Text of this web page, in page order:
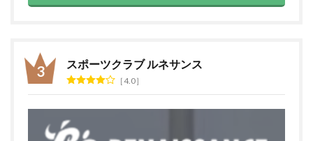
スポーツクラブ ルネサンス
4.0